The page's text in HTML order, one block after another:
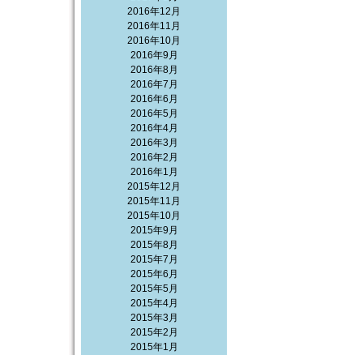
2016年12月
2016年11月
2016年10月
2016年9月
2016年8月
2016年7月
2016年6月
2016年5月
2016年4月
2016年3月
2016年2月
2016年1月
2015年12月
2015年11月
2015年10月
2015年9月
2015年8月
2015年7月
2015年6月
2015年5月
2015年4月
2015年3月
2015年2月
2015年1月